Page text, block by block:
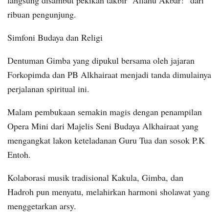
ribuan pengunjung.
Simfoni Budaya dan Religi
Dentuman Gimba yang dipukul bersama oleh jajaran
Forkopimda dan PB Alkhairaat menjadi tanda dimulainya
perjalanan spiritual ini.
Malam pembukaan semakin magis dengan penampilan
Opera Mini dari Majelis Seni Budaya Alkhairaat yang
mengangkat lakon keteladanan Guru Tua dan sosok P.K
Entoh.
Kolaborasi musik tradisional Kakula, Gimba, dan
Hadroh pun menyatu, melahirkan harmoni sholawat yang
menggetarkan arsy.